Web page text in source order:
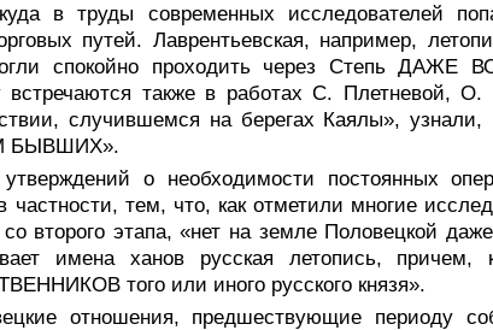
в труды современных исследователей
путей. Лаврентьевская, например,
спокойно проходить через Степь
встречаются также в работах С. Плетневой, О.
случившемся на берегах Каялы»,
БЫВШИХ».
утверждений о необходимости постоянных
частности, тем, что, как отметили многие
второго этапа, «нет на земле Половецкой
имена ханов русская летопись,
того или иного русского князя».
отношения, предшествующие периоду